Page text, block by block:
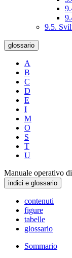
9.5.
glossario
A
B
C
D
E
I
M
O
S
T
U
Manuale operativo
indici e glossario
contenuti
figure
tabelle
glossario
Sommario